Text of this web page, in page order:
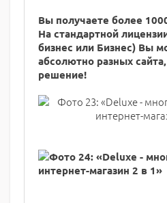
Вы получаете более
На стандартной
бизнес или Бизнес) Вы
абсолютно разных
решение!